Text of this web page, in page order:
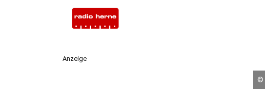
Anzeige
©